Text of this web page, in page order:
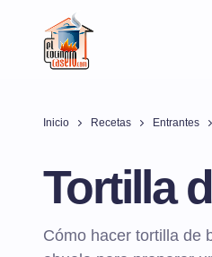
Inicio Recetas Entrantes
Tortilla
Cómo hacer tortilla de